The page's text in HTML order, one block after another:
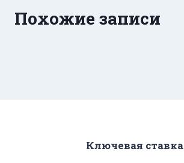
Похожие записи
Ключевая ставка